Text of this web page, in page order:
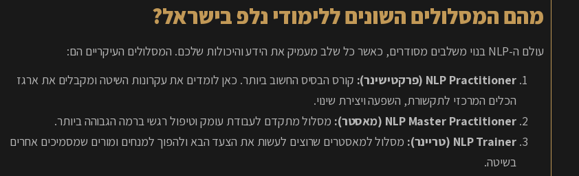
מהם המסלולים השונים ללימודי נלפ בישראל?
עולם ה-NLP בנוי משלבים מסודרים, כאשר כל שלב מעמיק את הידע והיכולות שלכם. המסלולים העיקריים הם:
NLP Practitioner (פרקטישינר):
קורס הבסיס החשוב ביותר. כאן לומדים את עקרונות השיטה ומקבלים את ארגז
הכלים המרכזי לתקשורת, השפעה ויצירת שינוי.
NLP Master Practitioner (מאסטר):
מסלול מתקדם לעבודת עומק וטיפול רגשי ברמה הגבוהה ביותר.
NLP Trainer (טריינר):
מסלול למאסטרים שרוצים לעשות את הצעד הבא ולהפוך למנחים ומורים שמסמיכים אחרים
בשיטה.